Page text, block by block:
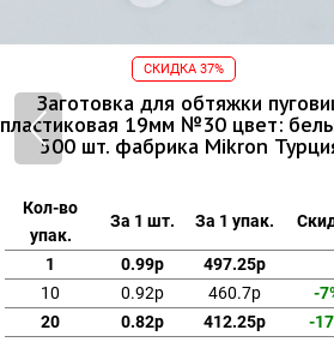
СКИДКА 37%
Заготовка для обтяжки
пластиковая 19мм №30 цвет:
500 шт. фабрика Mikron
Кол-во
упак.
За 1 шт. За 1 упак.
1 0.99р
497.25р
10
0.92р 460.7р
-
20
0.82р 412.25р -